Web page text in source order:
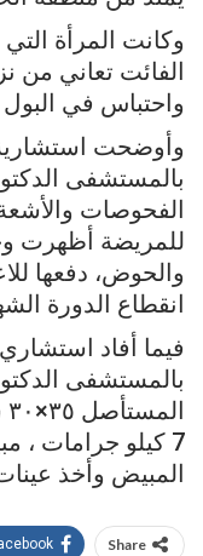
وكانت المرأة
الفائت تعاني من
واحتباس في
وأوضحت استشارية
بالمستشفى
الفحوصات
للمريضة أظهرت
والحوض، دفعها
انقطاع الدورة الشهرية
فيما أفاد
بالمستشفى
7 كيلو جرامات ،
المبيض وأخذ
Share